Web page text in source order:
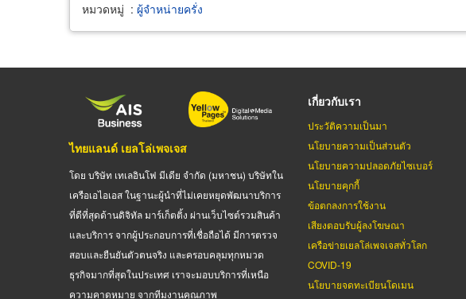
หมวดหมู่ : ผู้จำหน่ายครั่ง
ไทยแลนด์ เยลโล่เพจเจส
โดย บริษัท เทเลอินโฟ มีเดีย จำกัด (มหาชน) บริษัทใน
เครือเอไอเอส ในฐานะผู้นำที่ไม่เคยหยุดพัฒนาบริการ
ที่ดีที่สุดด้านดิจิทัล มาร์เก็ตติ้ง ผ่านเว็บไซต์รวมสินค้า
และบริการ จากผู้ประกอบการที่เชื่อถือได้ มีการตรวจ
สอบและยืนยันตัวตนจริง และครอบคลุมทุกหมวด
ธุรกิจมากที่สุดในประเทศ เราจะมอบบริการที่เหนือ
ความคาดหมาย จากทีมงานคุณภาพ
เกี่ยวกับเรา
ประวัติความเป็นมา
นโยบายความเป็นส่วนตัว
นโยบายความปลอดภัยไซเบอร์
นโยบายคุกกี้
ข้อตกลงการใช้งาน
เสียงตอบรับผู้ลงโฆษณา
เครือข่ายเยลโล่เพจเจสทั่วโลก
COVID-19
นโยบายจดทะเบียนโดเมน